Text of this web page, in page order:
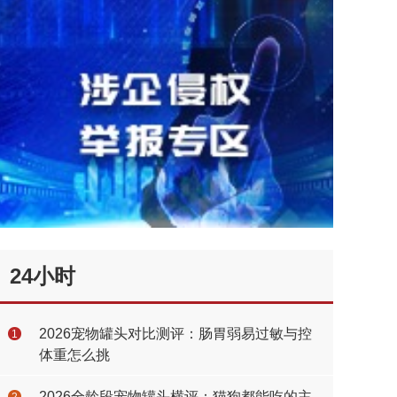
24小时
1
2026宠物罐头对比测评：肠胃弱易过敏与控
体重怎么挑